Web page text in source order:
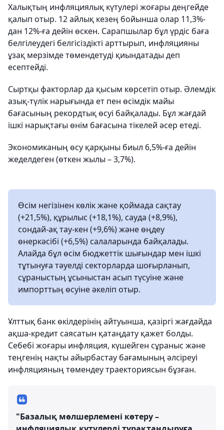
Халықтың инфляциялық күтулері жоғары деңгейде
қалып отыр. 12 айлық кезең бойынша олар 11,3%-
дан 12%-ға дейін өскен. Сарапшылар бұл үрдіс баға
белгілеудегі белгісіздікті арттырып, инфляцияны
ұзақ мерзімде төмендетуді қиындатады деп
есептейді.
Сыртқы факторлар да қысым көрсетіп отыр. Әлемдік
азық-түлік нарығында ет пен өсімдік майы
бағасының рекордтық өсуі байқалады. Бұл жағдай
ішкі нарықтағы өнім бағасына тікелей әсер етеді.
Экономиканың өсу қарқыны биыл 6,5%-ға дейін
жеделдеген (өткен жылы – 3,7%).
Өсім негізінен көлік және қоймада сақтау
(+21,5%), құрылыс (+18,1%), сауда (+8,9%),
сондай-ақ тау-кен (+9,6%) және өңдеу
өнеркәсібі (+6,5%) салаларында байқалады.
Алайда бұл өсім бюджеттік шығындар мен ішкі
тұтынуға тәуелді секторларда шоғырланып,
сұраныстың ұсыныстан асып түсуіне және
импорттың өсуіне әкеліп отыр.
Ұлттық банк өкілдерінің айтуынша, қазіргі жағдайда
ақша-кредит саясатын қатаңдату қажет болды.
Себебі жоғары инфляция, күшейген сұраныс және
теңгенің нақты айырбастау бағамының әлсіреуі
инфляцияның төмендеу траекториясын бұзған.
"Базалық мөлшерлемені көтеру –